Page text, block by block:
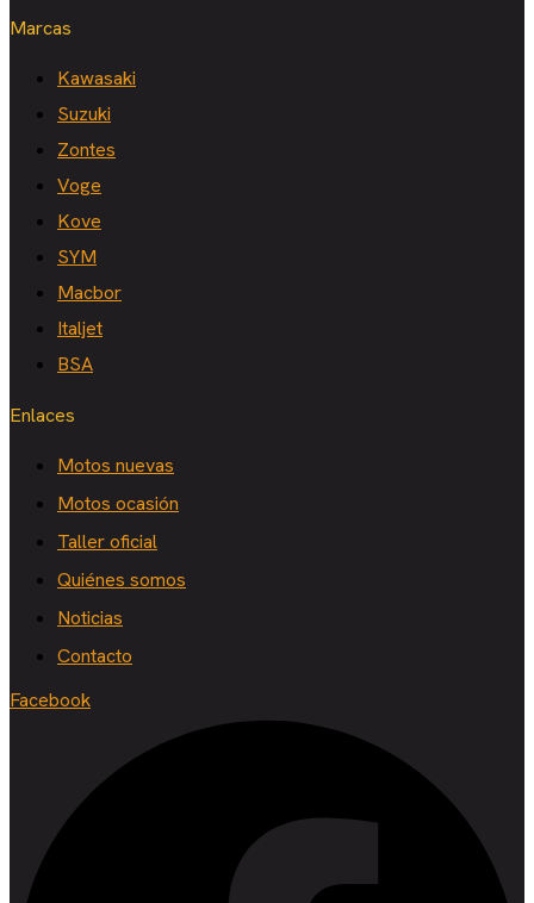
Marcas
Kawasaki
Suzuki
Zontes
Voge
Kove
SYM
Macbor
Italjet
BSA
Enlaces
Motos nuevas
Motos ocasión
Taller oficial
Quiénes somos
Noticias
Contacto
Facebook